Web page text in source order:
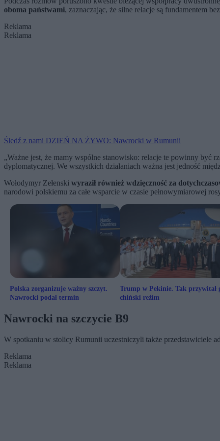
oboma państwami, zaznaczając, że silne relacje są fundamentem
Reklama
Reklama
Śledź z nami DZIEŃ NA ŻYWO: Nawrocki w Rumunii
„Ważne jest, że mamy wspólne stanowisko: relacje te powinny być
dyplomatycznej. We wszystkich działaniach ważna jest jedność
Wołodymyr Zełenski wyraził również wdzięczność za
narodowi polskiemu za całe wsparcie w czasie pełnowymiarowej
Polska zorganizuje ważny szczyt.
Nawrocki podał termin
Trump w Pekinie. Tak przywitał
chiński reżim
Nawrocki na szczycie B9
W spotkaniu w stolicy Rumunii uczestniczyli także przedstawiciele
Reklama
Reklama